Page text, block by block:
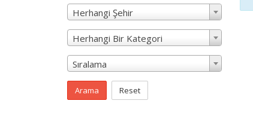
Herhangi Şehir
Herhangi Bir Kategori
Sıralama
Arama Reset